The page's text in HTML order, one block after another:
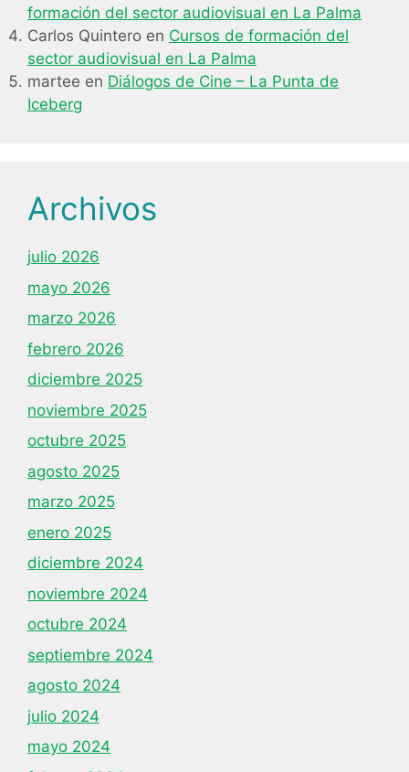
formación del sector audiovisual en La Palma
Carlos Quintero en Cursos de formación del
sector audiovisual en La Palma
martee en Diálogos de Cine – La Punta de
Iceberg
Archivos
julio 2026
mayo 2026
marzo 2026
febrero 2026
diciembre 2025
noviembre 2025
octubre 2025
agosto 2025
marzo 2025
enero 2025
diciembre 2024
noviembre 2024
octubre 2024
septiembre 2024
agosto 2024
julio 2024
mayo 2024